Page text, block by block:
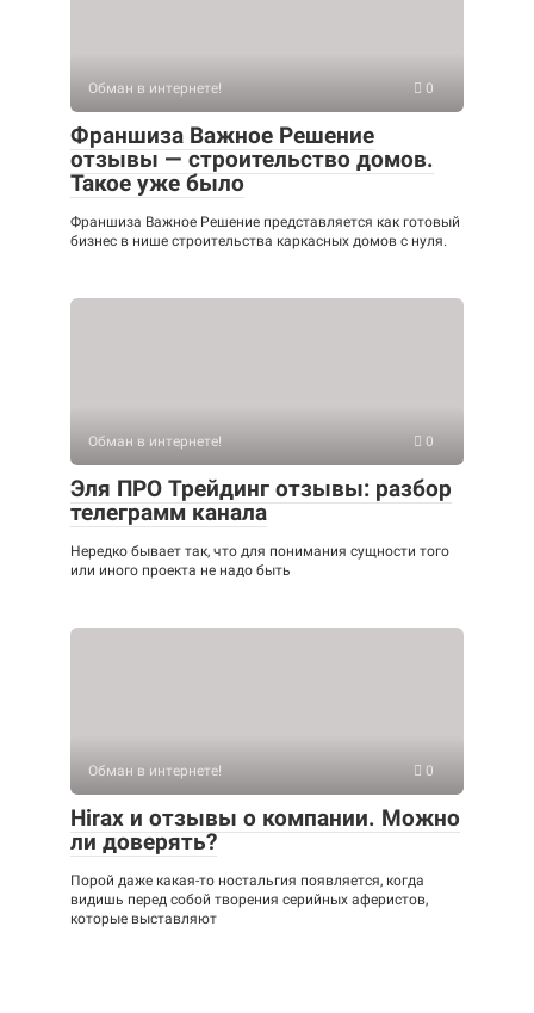
Обман в интернете! 0
Франшиза Важное Решение
отзывы — строительство домов.
Такое уже было
Франшиза Важное Решение представляется как готовый
бизнес в нише строительства каркасных домов с нуля.
Обман в интернете! 0
Эля ПРО Трейдинг отзывы: разбор
телеграмм канала
Нередко бывает так, что для понимания сущности того
или иного проекта не надо быть
Обман в интернете! 0
Hirax и отзывы о компании. Можно
ли доверять?
Порой даже какая-то ностальгия появляется, когда
видишь перед собой творения серийных аферистов,
которые выставляют